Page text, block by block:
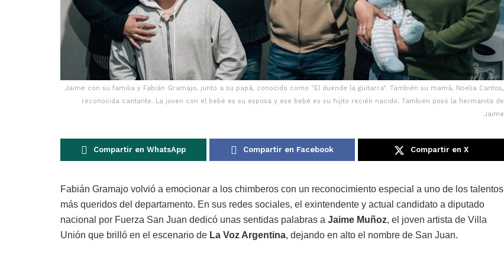
Jaime con su familia y Fabián Gramajo, junto a su papá, conocido como "El duende la guitarra". También su mamá, Noelia Cantos,
reconocida cantante. La joven con el bebé es su esposa y ese bebé es su hijito recién nacido. También posó la hermanita de
Jaime
Compartir en WhatsApp Compartir en Facebook Compartir en X
Fabián Gramajo volvió a emocionar a los chimberos con un reconocimiento especial a uno de los talentos
más queridos del departamento. En sus redes sociales, el exintendente y actual candidato a diputado
nacional por Fuerza San Juan dedicó unas sentidas palabras a Jaime Muñoz, el joven artista de Villa
Unión que brilló en el escenario de La Voz Argentina, dejando en alto el nombre de San Juan.